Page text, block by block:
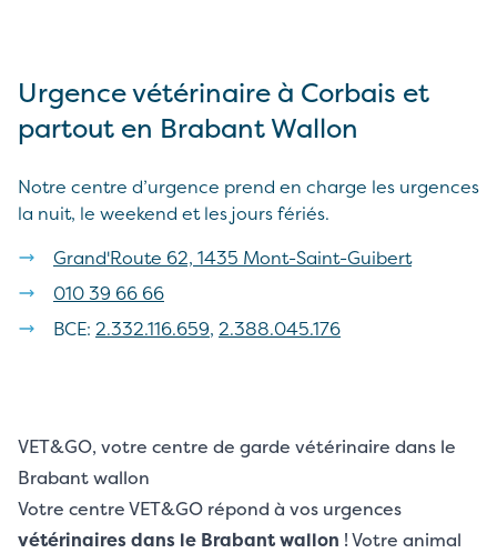
Urgence vétérinaire à Corbais et
partout en Brabant Wallon
Notre centre d’urgence prend en charge les urgences
la nuit, le weekend et les jours fériés.
Grand'Route 62, 1435 Mont-Saint-Guibert
010 39 66 66
BCE: 2.332.116.659, 2.388.045.176
VET&GO, votre centre de garde vétérinaire dans le
Brabant wallon
Votre centre VET&GO répond à vos urgences
vétérinaires dans le Brabant wallon ! Votre animal